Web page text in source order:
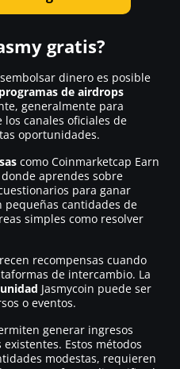
gratis?
dinero es posible
programas de airdrops
generalmente para
canales oficiales de
oportunidades.
como Coinmarketcap Earn
aprendes sobre
para ganar
pequeñas cantidades de
simples como resolver
recompensas cuando
de intercambio. La
Jasmycoin puede ser
o eventos.
generar ingresos
Estos métodos
modestas, requieren